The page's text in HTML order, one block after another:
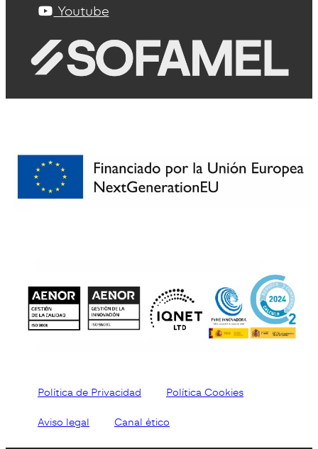
Youtube
Política de Privacidad Política Cookies
Aviso legal Canal ético